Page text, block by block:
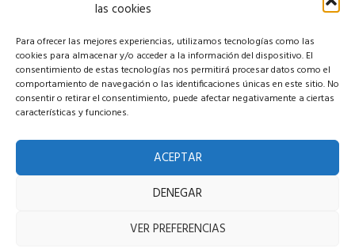
las cookies
Para ofrecer las mejores experiencias, utilizamos tecnologías como las
cookies para almacenar y/o acceder a la información del dispositivo. El
consentimiento de estas tecnologías nos permitirá procesar datos como el
comportamiento de navegación o las identificaciones únicas en este sitio. No
consentir o retirar el consentimiento, puede afectar negativamente a ciertas
características y funciones.
ACEPTAR
DENEGAR
VER PREFERENCIAS
Teléfono: (+34) 967 24 68 72
Aviso legal
Política de privacidad
Política de cookies
Copyright © 2022 Pumuky Garden S.L, All rights reserved.